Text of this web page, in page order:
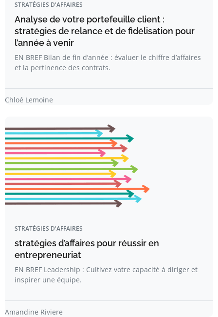
STRATÉGIES D'AFFAIRES
Analyse de votre portefeuille client :
stratégies de relance et de fidélisation pour
l’année à venir
EN BREF Bilan de fin d’année : évaluer le chiffre d’affaires
et la pertinence des contrats.
Chloé Lemoine
STRATÉGIES D'AFFAIRES
stratégies d’affaires pour réussir en
entrepreneuriat
EN BREF Leadership : Cultivez votre capacité à diriger et
inspirer une équipe.
Amandine Riviere